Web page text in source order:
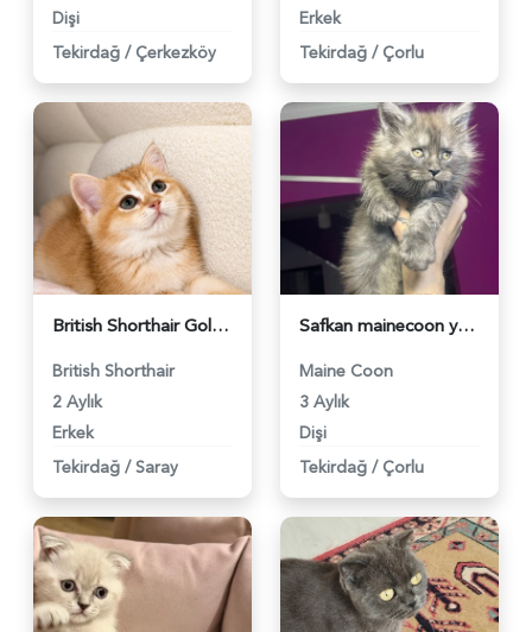
Dişi
Tekirdağ / Çerkezköy
Erkek
Tekirdağ / Çorlu
British Shorthair Golden - 4275
British Shorthair
2 Aylık
Erkek
Tekirdağ / Saray
Safkan mainecoon yavrular Smoke - 3826
Maine Coon
3 Aylık
Dişi
Tekirdağ / Çorlu